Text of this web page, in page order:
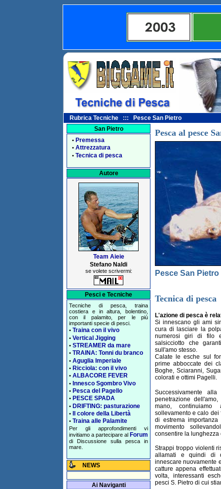
Rubrica Tecniche ::: Pesce San Pietro
San Pietro
• Premessa
• Attrezzatura
• Tecnica di pesca
Autore
Team Aieie
Stefano Naldi
se volete scrivermi:
Pesci e Tecniche
Tecniche di pesca, traina
costiera e in altura, bolentino,
con il palamito, per le più
importanti specie di pesci.
• Traina con il vivo
• Vertical Jigging
• STREAMER da mare
• TRAINA: Tonni du branco
• Aguglia Imperiale
• Ricciola: con il vivo
• ALBACORE FEVER
• Innesco Sgombro Vivo
• Pesca del Pagello
• PESCE SPADA
• DRIFTING: pasturazione
• Il colore della Libertà
• Traina alle Palamite
Per gli approfondimenti vi
invitiamo a partecipare al Forum
di Discussione sulla pesca in
mare.
NEWS
Ai Naviganti
Pesca al pesce
Pesce San Pietro
Tecnica di pesca
L'azione di pesca è
Si innescano gli ami
cura di lasciare la
numerosi giri di filo
salsicciotto che
sull'amo stesso.
Calate le esche sul
prime abboccate dei
Boghe, Sciaranni,
colorati e ottimi Pagelli.
Successivamente
penetrazione
mano,
sollevamento e calo dei
di estrema
movimento
consentire la
Strappi troppo violenti
allamati e quindi di
innescare nuovamente
catture appena
volta, interessanti
pesci S. Pietro di cui